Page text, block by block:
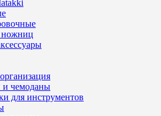
чемоданы
для инструментов